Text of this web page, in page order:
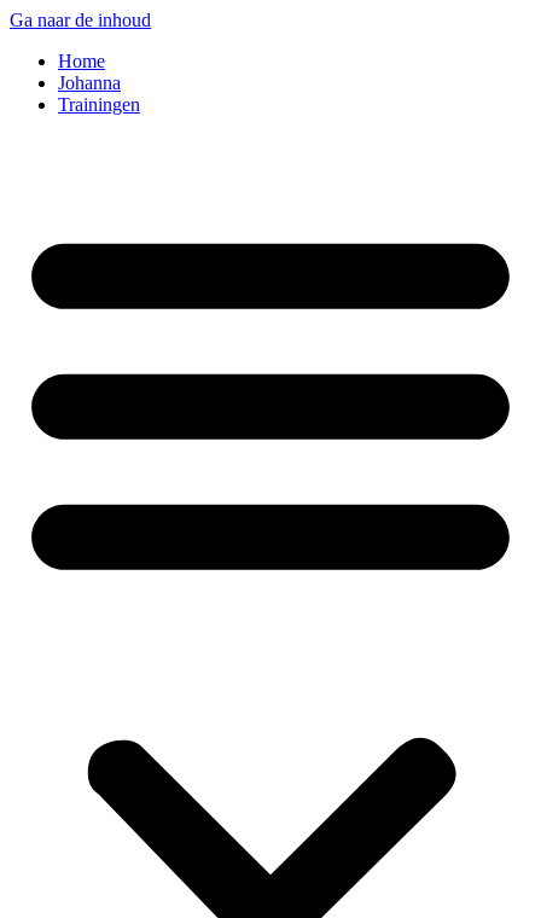
Ga naar de inhoud
Home
Johanna
Trainingen